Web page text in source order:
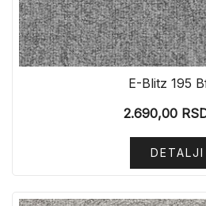
E-Blitz 195
2.690,00
DETALJI